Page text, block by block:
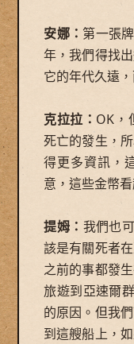
安娜： 第一張
年，我們得找
它的年代久遠
克拉拉： OK，
死亡的發生，
得更多資訊，
意，這些金幣
提姆： 我們也
該是有關死者
之前的事都發
旅遊到亞速爾
的原因。但我
到這艘船上，